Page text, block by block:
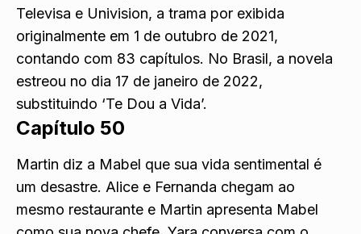
Televisa e Univision, a trama por exibida
originalmente em 1 de outubro de 2021,
contando com 83 capítulos. No Brasil, a novela
estreou no dia 17 de janeiro de 2022,
substituindo ‘Te Dou a Vida’.
Capítulo 50
Martin diz a Mabel que sua vida sentimental é
um desastre. Alice e Fernanda chegam ao
mesmo restaurante e Martin apresenta Mabel